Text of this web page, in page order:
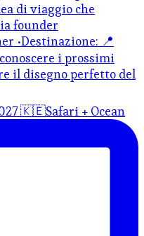
🇰🇪Safari + Ocean